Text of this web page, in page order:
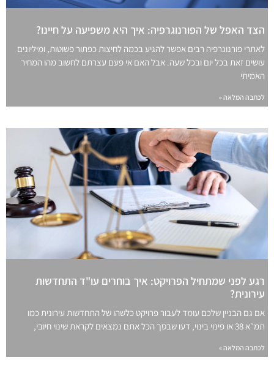
הצד האפל של הפורנוגרפיה: איך היא משפיעה על חיינו?
לאתרי פורנוגרפיה רבים אפשר להגיע בכמה לחיצות כפתור פשוטות, ומיליונים
עושים זאת בכל יום ובכל שעה. אבל האם אי פעם עצרתם לחשוב מהו המחיר
האמיתי
לכתבה המלאה »
רגע לפני שמתחיל הפרויקט: איך בוחרים עו"ד התחדשות
עירונית?
אם גם הבניין שלכם עומד לעבור פרויקט כלשהו של התחדשות עירונית כמו
תמ״א 38 או פינוי בינוי, דעו שבסך הכל אתם נמצאים לקראת שינוי חיובי,
לכתבה המלאה »